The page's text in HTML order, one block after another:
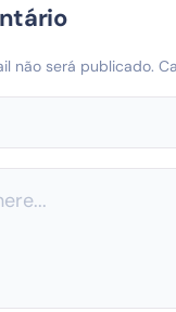
não será publicado.